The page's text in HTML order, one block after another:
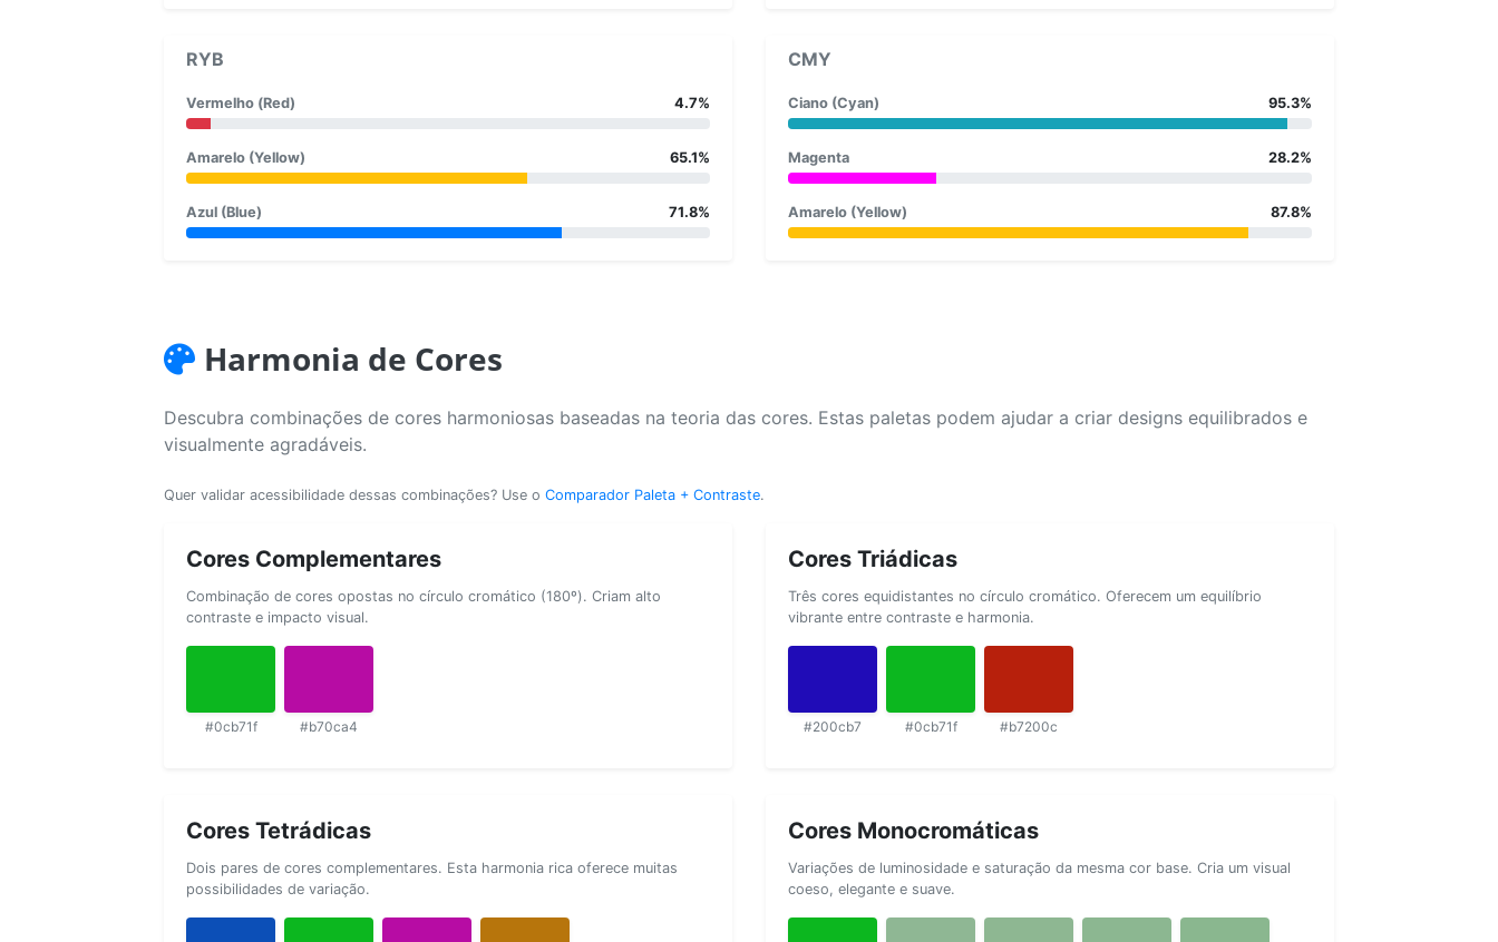
RYB
Vermelho (Red) 4.7%
Amarelo (Yellow) 65.1%
Azul (Blue) 71.8%
CMY
Ciano (Cyan) 95.3%
Magenta 28.2%
Amarelo (Yellow) 87.8%
Harmonia de Cores
Descubra combinações de cores harmoniosas baseadas na teoria das cores. Estas paletas podem ajudar a criar designs equilibrados e
visualmente agradáveis.
Quer validar acessibilidade dessas combinações? Use o Comparador Paleta + Contraste.
Cores Complementares
Combinação de cores opostas no círculo cromático (180º). Criam alto
contraste e impacto visual.
#0cb71f #b70ca4
Cores Triádicas
Três cores equidistantes no círculo cromático. Oferecem um equilíbrio
vibrante entre contraste e harmonia.
#200cb7 #0cb71f #b7200c
Cores Tetrádicas
Dois pares de cores complementares. Esta harmonia rica oferece muitas
possibilidades de variação.
Cores Monocromáticas
Variações de luminosidade e saturação da mesma cor base. Cria um visual
coeso, elegante e suave.